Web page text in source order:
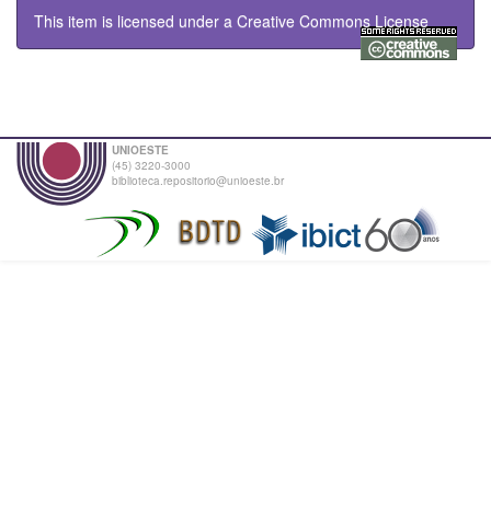
This item is licensed under a Creative Commons License
UNIOESTE
(45) 3220-3000
biblioteca.repositorio@unioeste.br